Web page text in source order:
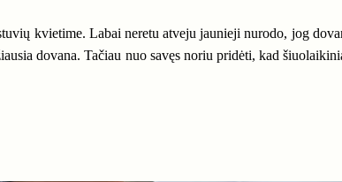
kvietime. Labai neretu atveju jaunieji nurodo, jog
dovana. Tačiau nuo savęs noriu pridėti, kad